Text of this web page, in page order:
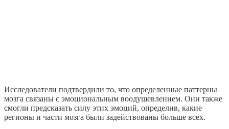
Исследователи подтвердили то, что определенные паттерны
мозга связаны с эмоциональным воодушевлением. Они также
смогли предсказать силу этих эмоций, определив, какие
регионы и части мозга были задействованы больше всех.